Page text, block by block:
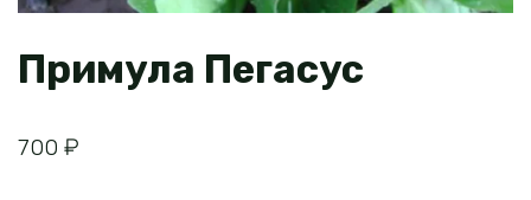
Примула Пегасус
700 ₽